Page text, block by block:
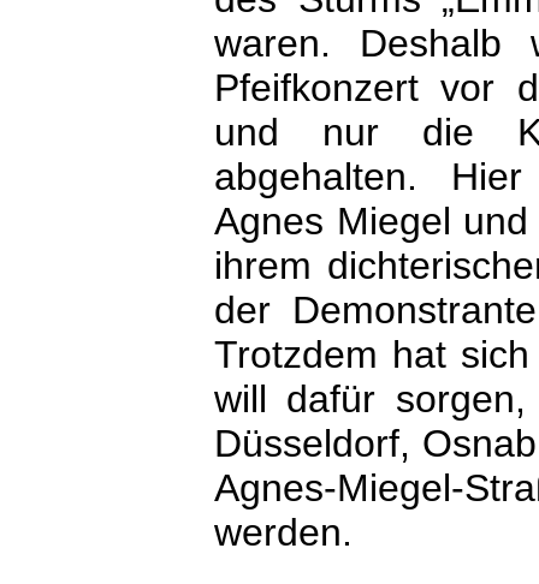
waren.
Pfeifkonzert vor
und nur die
abgehalten.
Agnes Miegel und
ihrem
der
Trotzdem hat
will dafür sorgen,
Düsseldorf,
Agnes-Miegel-
werden.